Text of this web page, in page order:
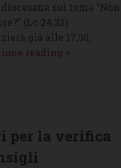
sul tema “Non
(Lc 24,32).
già alle 17,30,
reading
al
»
per la verifica